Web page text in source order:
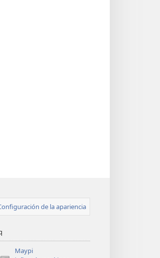
de la apariencia
Maypi